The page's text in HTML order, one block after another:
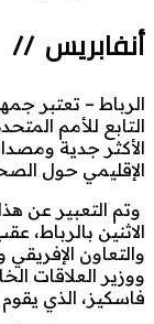
أنفابريس //
الرباط – تعتبر
التابع للأمم
الأكثر جدية
الإقليمي حول
وتم التعبير عن
الاثنين بالرباط،
والتعاون
ووزير العلاقات
فاسكيز، الذي يقوم اليوم 16 يونيو بزيارة